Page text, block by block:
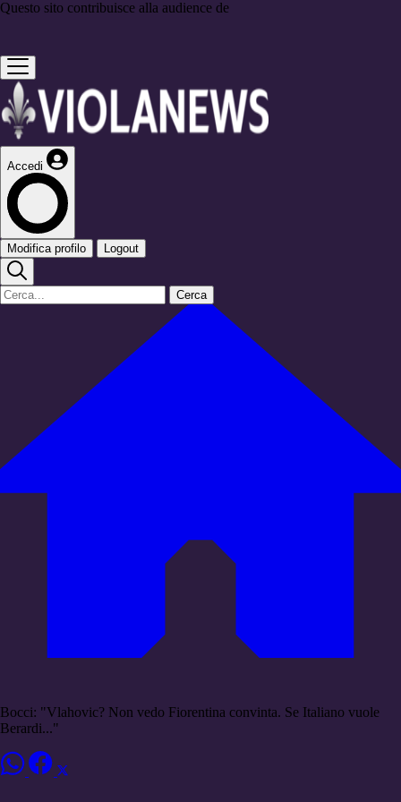
Questo sito contribuisce alla audience de
Accedi
Modifica profilo Logout
Cerca
Bocci: "Vlahovic? Non vedo Fiorentina convinta. Se Italiano vuole
Berardi..."